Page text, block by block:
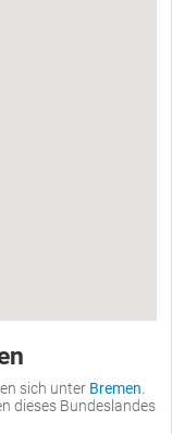
sich unter Bremen
dieses Bundeslandes